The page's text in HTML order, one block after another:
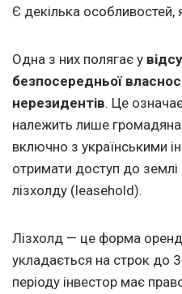
Є декілька особливостей,
Одна з них полягає у
безпосередньої
нерезидентів. Це
належить лише
включно з українськими
отримати доступ до
лізхолду (leasehold).
Лізхолд — це форма
укладається на строк до
періоду інвестор має